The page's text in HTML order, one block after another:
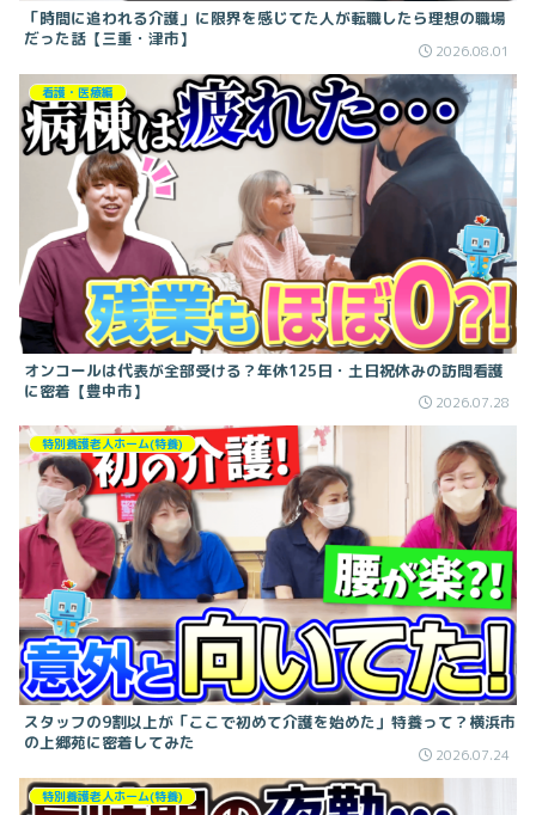
「時間に追われる介護」に限界を感じてた人が転職したら理想の職場
だった話【三重・津市】
2026.08.01
看護・医療編
オンコールは代表が全部受ける？年休125日・土日祝休みの訪問看護
に密着【豊中市】
2026.07.28
特別養護老人ホーム(特養)
スタッフの9割以上が「ここで初めて介護を始めた」特養って？横浜市
の上郷苑に密着してみた
2026.07.24
特別養護老人ホーム(特養)